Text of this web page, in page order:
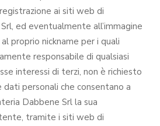
ai siti web di
ed eventualmente all’immagine
proprio nickname per i quali
responsabile di qualsiasi
interessi di terzi, non è richiesto
dati personali che consentano a
Dabbene Srl la sua
tramite i siti web di